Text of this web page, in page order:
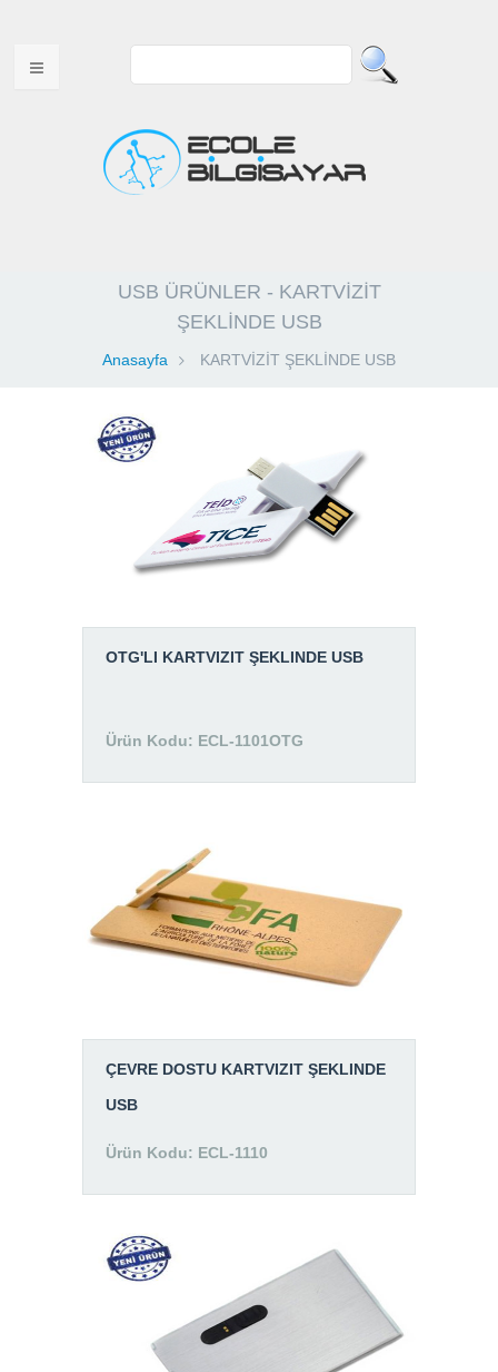
HAKKIMIZDA
WEB TASARIM
USB ÜRÜNLER - KARTVİZİT
ŞEKLİNDE USB
Anasayfa KARTVİZİT ŞEKLİNDE USB
OTG'LI KARTVIZIT ŞEKLINDE USB
Ürün Kodu: ECL-1101OTG
ÇEVRE DOSTU KARTVIZIT ŞEKLINDE
USB
Ürün Kodu: ECL-1110